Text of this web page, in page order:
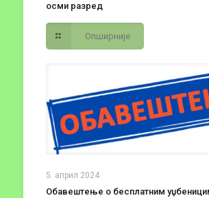
осми разред
Опширније
5. април 2024.
Обавештење о бесплатним